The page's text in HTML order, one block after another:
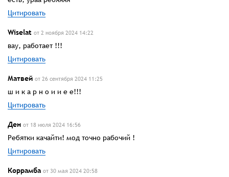
Цитировать
Wiselat от 2 ноября 2024 14:22
вау, работает !!!
Цитировать
Матвей от 26 сентября 2024 11:25
ш и к а р н о и и е е!!!
Цитировать
Ден от 18 июля 2024 16:56
Ребятки качайти! мод точно рабочий !
Цитировать
Коррамба от 30 мая 2024 20:58